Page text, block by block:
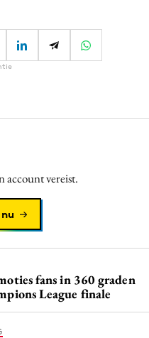
account vereist.
fans in 360 graden
League finale